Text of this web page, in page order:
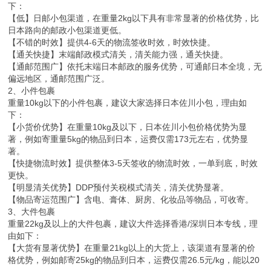
下：
【低】日邮小包渠道，在重量2kg以下具有非常显著的价格优势，比
日本路向的邮政小包渠道更低。
【不错的时效】提供4-6天的物流签收时效，时效快捷。
【通关快捷】末端邮政模式清关，清关能力强，通关快捷。
【通邮范围广】依托末端日本邮政的服务优势，可通邮日本全境，无
偏远地区，通邮范围广泛。
2、小件包裹
重量10kg以下的小件包裹，建议大家选择日本佐川小包，理由如
下：
【小货价优势】在重量10kg及以下，日本佐川小包价格优势为显
著，例如寄重量5kg的物品到日本，运费仅需173元左右，优势显
著。
【快捷物流时效】提供整体3-5天签收的物流时效，一单到底，时效
更快。
【明显清关优势】DDP预付关税模式清关，清关优势显著。
【物品寄运范围广】含电、膏体、厨房、化妆品等物品，可收寄。
3、大件包裹
重量22kg及以上的大件包裹，建议大件选择香港/深圳日本专线，理
由如下：
【大货有显著优势】在重量21kg以上的大货上，该渠道有显著的价
格优势，例如邮寄25kg的物品到日本，运费仅需26.5元/kg，能以20